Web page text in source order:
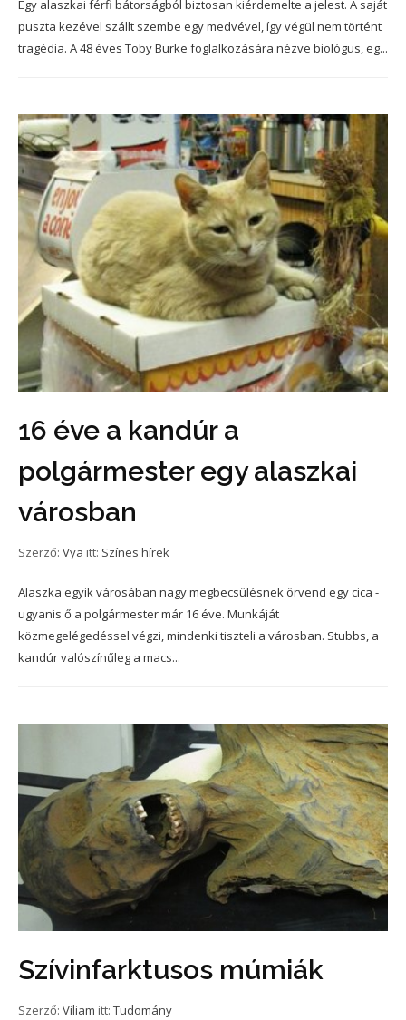
Egy alaszkai férfi bátorságból biztosan kiérdemelte a jelest. A saját
puszta kezével szállt szembe egy medvével, így végül nem történt
tragédia. A 48 éves Toby Burke foglalkozására nézve biológus, eg...
16 éve a kandúr a
polgármester egy alaszkai
városban
Szerző: Vya itt: Színes hírek
Alaszka egyik városában nagy megbecsülésnek örvend egy cica -
ugyanis ő a polgármester már 16 éve. Munkáját
közmegelégedéssel végzi, mindenki tiszteli a városban. Stubbs, a
kandúr valószínűleg a macs...
Szívinfarktusos múmiák
Szerző: Viliam itt: Tudomány